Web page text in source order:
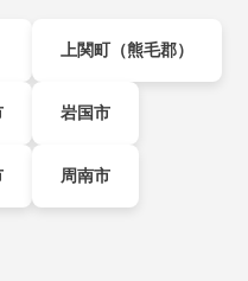
上関町（熊毛郡）
岩国市
周南市